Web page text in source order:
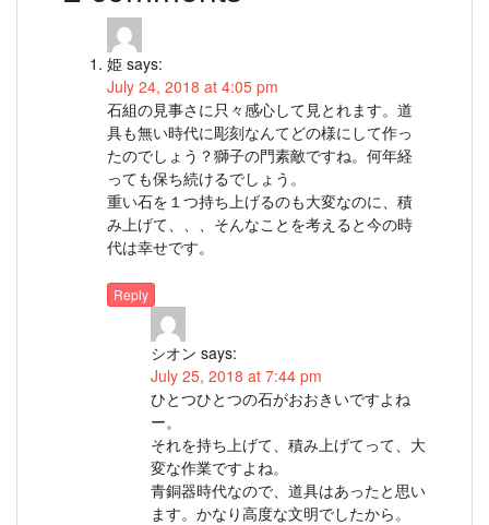
姫 says:
July 24, 2018 at 4:05 pm
石組の見事さに只々感心して見とれます。道
具も無い時代に彫刻なんてどの様にして作っ
たのでしょう？獅子の門素敵ですね。何年経
っても保ち続けるでしょう。
重い石を１つ持ち上げるのも大変なのに、積
み上げて、、、そんなことを考えると今の時
代は幸せです。
Reply
シオン says:
July 25, 2018 at 7:44 pm
ひとつひとつの石がおおきいですよね
ー。
それを持ち上げて、積み上げてって、大
変な作業ですよね。
青銅器時代なので、道具はあったと思い
ます。かなり高度な文明でしたから。